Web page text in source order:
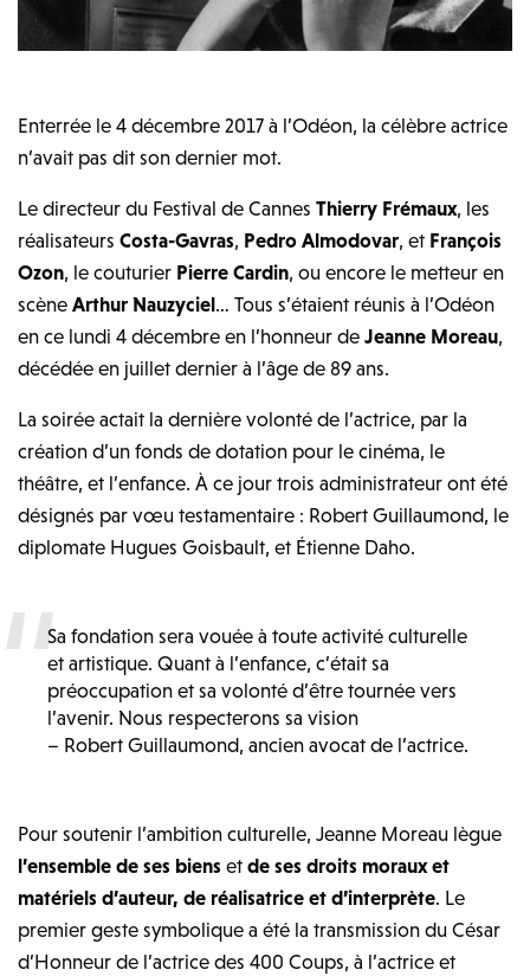
Enterrée le 4 décembre 2017 à l’Odéon, la célèbre actrice
n’avait pas dit son dernier mot.
Le directeur du Festival de CannesThierry Frémaux, les
réalisateursCosta-Gavras, Pedro Almodovar, et François
Ozon, le couturier Pierre Cardin, ou encore le metteur en
scèneArthur Nauzyciel… Tous s’étaient réunis à l’Odéon
en ce lundi 4 décembre en l’honneur de Jeanne Moreau,
décédée en juillet dernier à l’âge de 89 ans.
La soirée actait la dernière volonté de l’actrice, par la
création d’un fonds de dotation pour le cinéma, le
théâtre, et l’enfance. À ce jour trois administrateur ont été
désignés par vœu testamentaire : Robert Guillaumond, le
diplomate Hugues Goisbault, et Étienne Daho.
Sa fondation sera vouée à toute activité culturelle
et artistique. Quant à l’enfance, c’était sa
préoccupation et sa volonté d’être tournée vers
l’avenir. Nous respecterons sa vision
– Robert Guillaumond, ancien avocat de l’actrice.
Pour soutenir l’ambition culturelle, Jeanne Moreau lègue
l’ensemble de ses biensetde ses droits moraux et
matériels d’auteur, de réalisatrice et d’interprète. Le
premier geste symbolique a été la transmission du César
d’Honneur de l’actrice des 400 Coups, à l’actrice et